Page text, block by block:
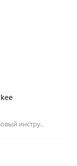
инстру..